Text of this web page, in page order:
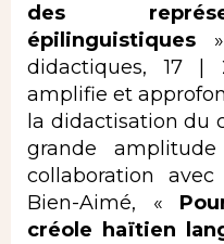
des
épilinguistiques
didactiques, 17 |
amplifie et
la didactisation du
grande
collaboration
Bien-Aimé, «
créole haïtien